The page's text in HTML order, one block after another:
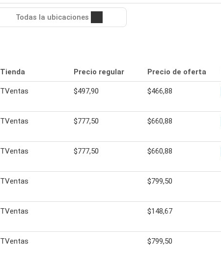
Todas la ubicaciones
Tienda Precio regular Precio de oferta
TVentas $497,90 $466,88
TVentas $777,50 $660,88
TVentas $777,50 $660,88
TVentas $799,50
TVentas $148,67
TVentas $799,50